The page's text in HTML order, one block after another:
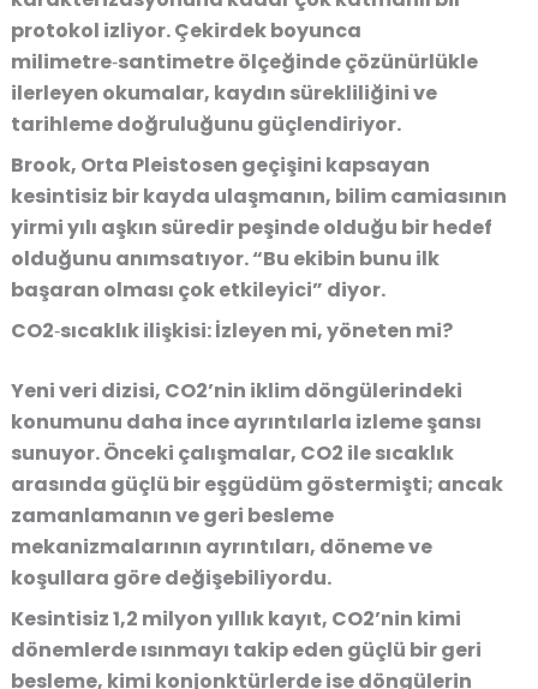
protokol izliyor. Çekirdek boyunca
milimetre‑santimetre ölçeğinde çözünürlükle
ilerleyen okumalar, kaydın sürekliliğini ve
tarihleme doğruluğunu güçlendiriyor.
Brook, Orta Pleistosen geçişini kapsayan
kesintisiz bir kayda ulaşmanın, bilim camiasının
yirmi yılı aşkın süredir peşinde olduğu bir hedef
olduğunu anımsatıyor. “Bu ekibin bunu ilk
başaran olması çok etkileyici” diyor.
CO2‑sıcaklık ilişkisi: İzleyen mi, yöneten mi?
Yeni veri dizisi, CO2’nin iklim döngülerindeki
konumunu daha ince ayrıntılarla izleme şansı
sunuyor. Önceki çalışmalar, CO2 ile sıcaklık
arasında güçlü bir eşgüdüm göstermişti; ancak
zamanlamanın ve geri besleme
mekanizmalarının ayrıntıları, döneme ve
koşullara göre değişebiliyordu.
Kesintisiz 1,2 milyon yıllık kayıt, CO2’nin kimi
dönemlerde ısınmayı takip eden güçlü bir geri
besleme, kimi konjonktürlerde ise döngülerin